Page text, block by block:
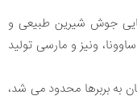
جوش شیرین طبیعی و
ونیز و مارسی تولید
زمان به بربرها محدود می شد،